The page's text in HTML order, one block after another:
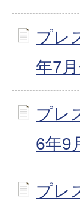
プレ
年7
プレ
6年9
プレ